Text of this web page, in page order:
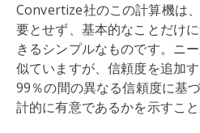
Convertize社のこの計算機は
要とせず、基本的なことだけ
きるシンプルなものです。ニ
似ていますが、信頼度を追加
99％の間の異なる信頼度に基
計的に有意であるかを示すこと